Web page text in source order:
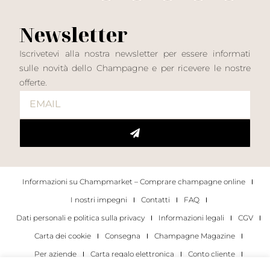
Newsletter
Iscrivetevi alla nostra newsletter per essere informati
sulle novità dello Champagne e per ricevere le nostre
offerte.
Informazioni su Champmarket – Comprare champagne online
I nostri impegni
Contatti
FAQ
Dati personali e politica sulla privacy
Informazioni legali
CGV
Carta dei cookie
Consegna
Champagne Magazine
Per aziende
Carta regalo elettronica
Conto cliente